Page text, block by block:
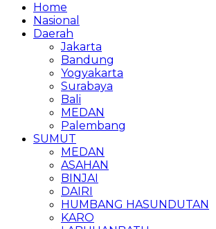
Home
Nasional
Daerah
Jakarta
Bandung
Yogyakarta
Surabaya
Bali
MEDAN
Palembang
SUMUT
MEDAN
ASAHAN
BINJAI
DAIRI
HUMBANG HASUNDUTAN
KARO